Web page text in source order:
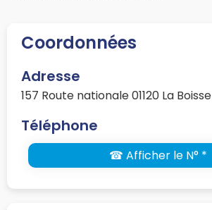
Coordonnées
Adresse
157 Route nationale 01120 La Boisse
Téléphone
☎ Afficher le N° *